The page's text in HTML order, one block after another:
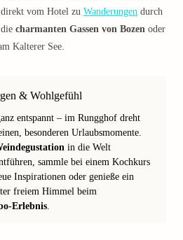
vom Hotel zu Wanderungen durch
charmanten Gassen von Bozen oder
Kalterer See.
& Wohlgefühl
entspannt – im Rungghof dreht
besonderen Urlaubsmomente.
in die Welt
sammle bei einem Kochkurs
Inspirationen oder genieße ein
freiem Himmel beim
Erlebnis.